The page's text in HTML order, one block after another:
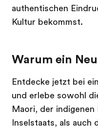
authentischen
Kultur bekommst.
Warum ein
Entdecke jetzt bei
und erlebe sowohl
Maori, der indigenen
Inselstaats, als auch